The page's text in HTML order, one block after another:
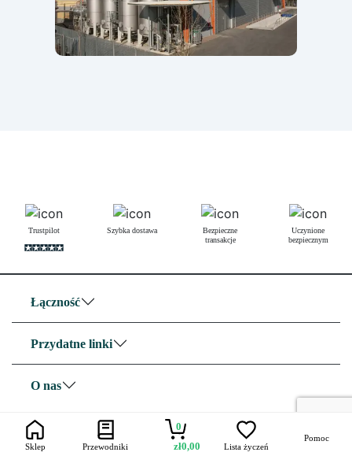
Trustpilot Szybka dostawa
Bezpieczne
transakcje
Uczynione
bezpiecznym
Łączność
Przydatne linki
O nas
Resin Pro Srl, Via 25 Aprile – Z.I.snc, 19021 Arcola SP VAT: 01473200119 •
Kapitał zakładowy 50 000 EUR w całości opłacony • REA SP-210889
Sklep Przewodniki
0
zł0,00 Lista życzeń
Pomoc